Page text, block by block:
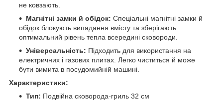
не ковзають.
Магнітні замки й обідок: Спеціальні магнітні замки й
обідок блокують випадання вмісту та зберігають
оптимальний рівень тепла всередині сковороди.
Універсальність: Підходить для використання на
електричних і газових плитах. Легко чиститься й може
бути вимита в посудомийній машині.
Характеристики:
Тип: Подвійна сковорода-гриль 32 см